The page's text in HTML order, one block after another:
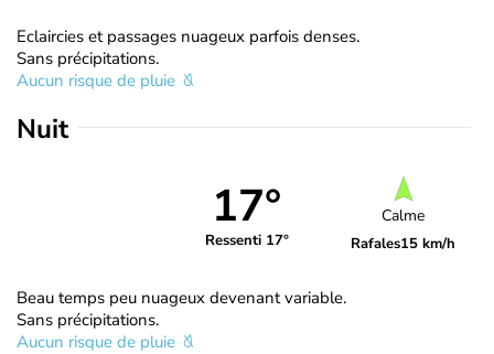
Eclaircies et passages nuageux parfois denses.
Sans précipitations.
Aucun risque de pluie
Nuit
17°
Ressenti 17°
Calme
Rafales15 km/h
Beau temps peu nuageux devenant variable.
Sans précipitations.
Aucun risque de pluie